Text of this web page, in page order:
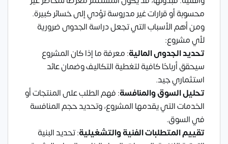
محسوبة أو قرارات غير مدروسة تؤدي إلى خسائر كبيرة.
ومن أهم الأسباب التي تجعل دراسة الجدوى ضرورية
لأي مشروع:
تحديد الجدوى المالية: معرفة ما إذا كان المشروع
سيحقق أرباحًا كافية لتغطية التكاليف وضمان عائد
استثماري جيد.
تحليل السوق والمنافسة: فهم الطلب على المنتجات أو
الخدمات التي يقدمها المشروع، وتحديد حجم المنافسة
في السوق.
تقييم المتطلبات الفنية والتشغيلية: تحديد البنية